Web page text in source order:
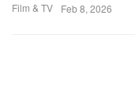
Film & TV
Feb 8, 2026